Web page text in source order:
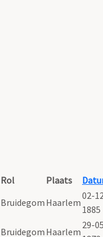
Rol Plaats
Bruidegom Haarlem
02-
1885
Bruidegom Haarlem
29-